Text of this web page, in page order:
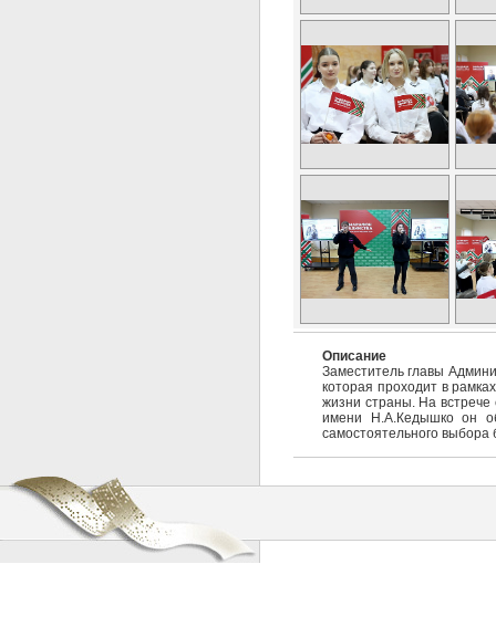
Описание
Заместитель главы
которая проходит в
жизни страны. На встрече
имени Н.А.Кедышко он
самостоятельного